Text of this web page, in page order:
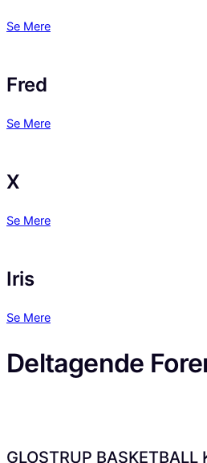
Se Mere
Fred
Se Mere
X
Se Mere
Iris
Se Mere
Deltagende
GLOSTRUP BASKETBALL